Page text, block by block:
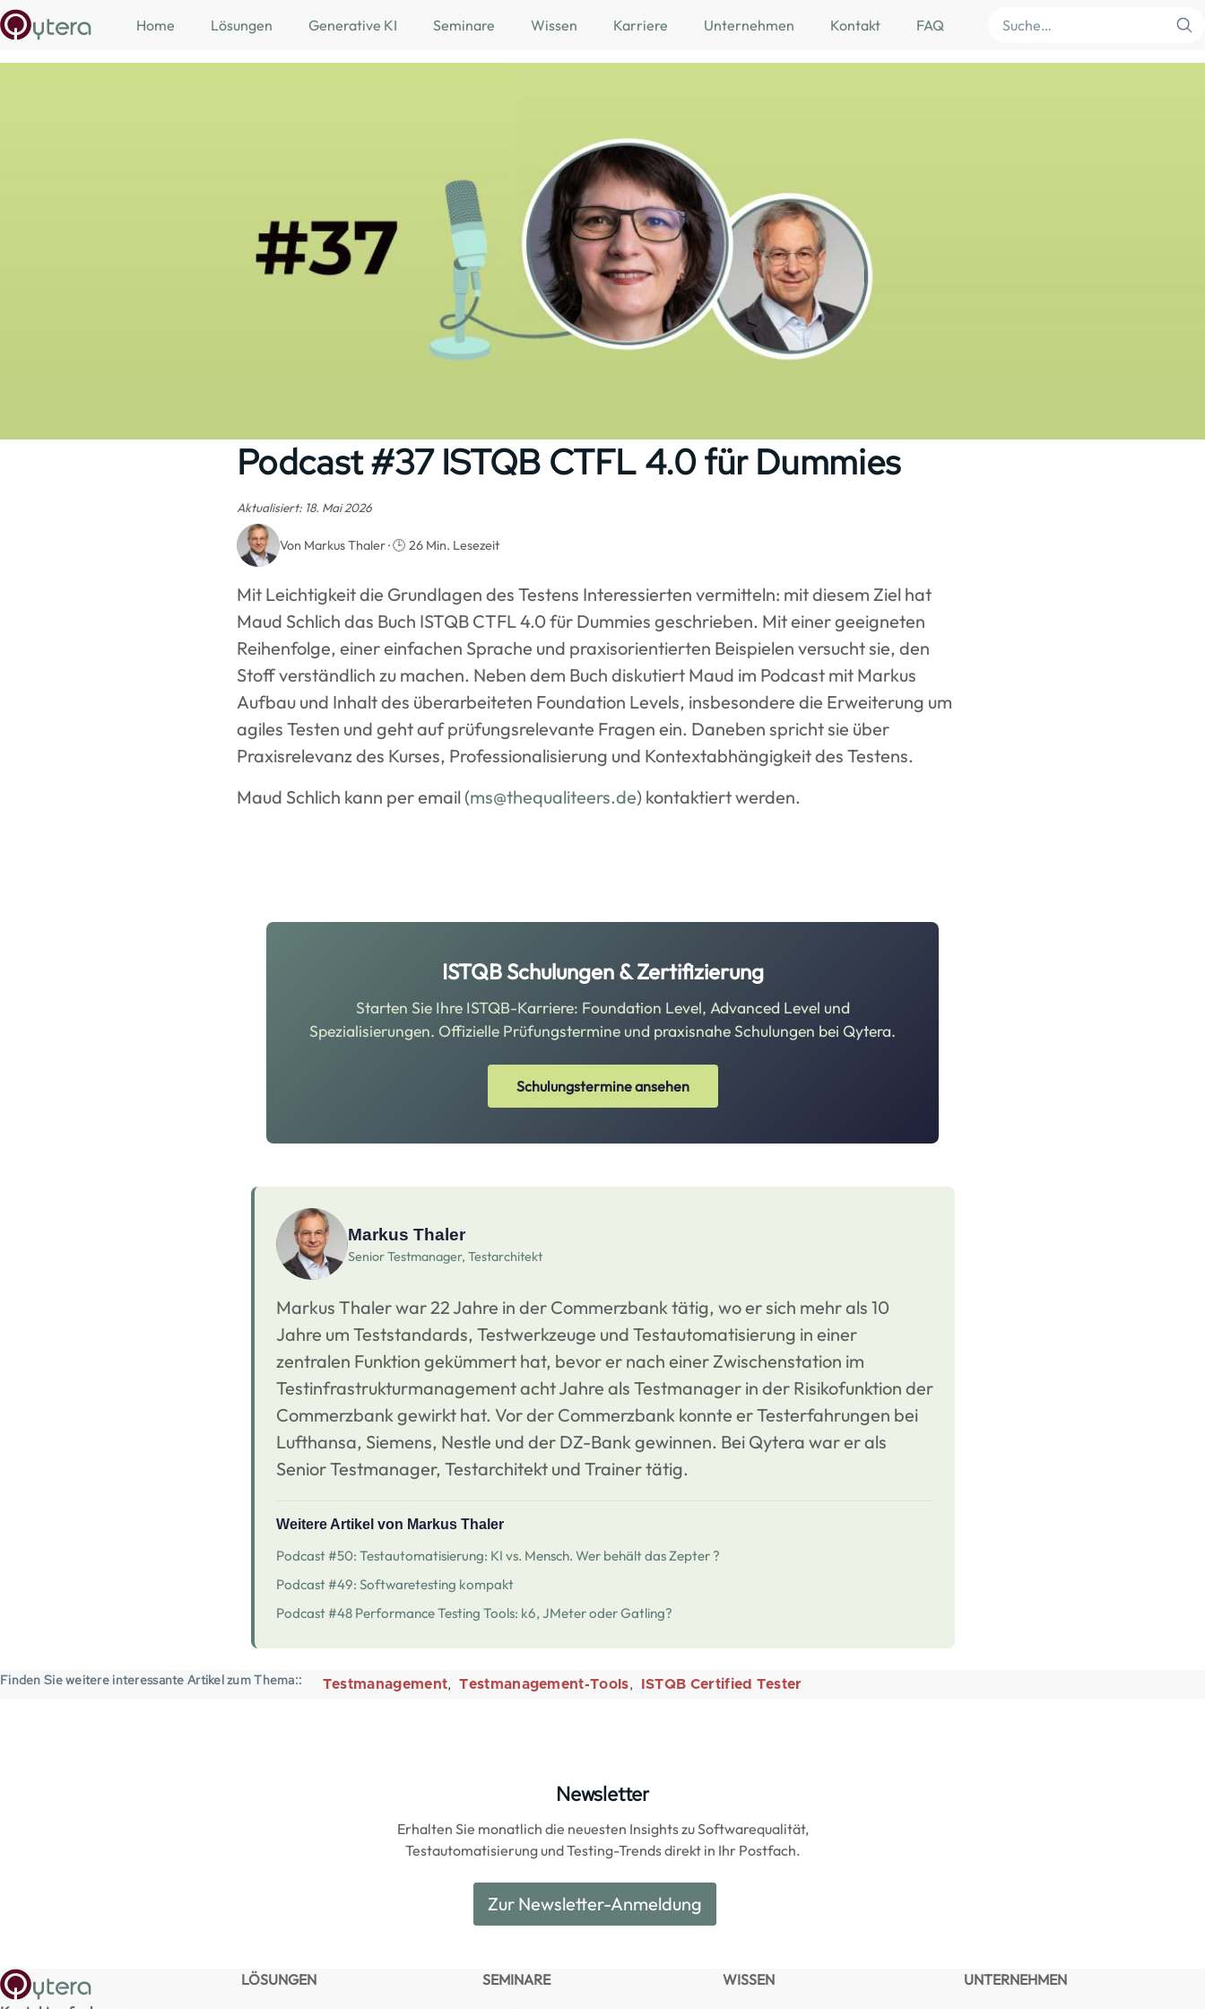
Skip to main content
Home
Lösungen Generative KI Seminare Wissen Karriere Unternehmen Kontakt FAQ
Podcast #37 ISTQB CTFL 4.0 für Dummies
Aktualisiert: 18. Mai 2026
Von Markus Thaler · 🕒 26 Min. Lesezeit
Mit Leichtigkeit die Grundlagen des Testens Interessierten vermitteln: mit diesem Ziel hat
Maud Schlich das Buch ISTQB CTFL 4.0 für Dummies geschrieben. Mit einer geeigneten
Reihenfolge, einer einfachen Sprache und praxisorientierten Beispielen versucht sie, den
Stoff verständlich zu machen. Neben dem Buch diskutiert Maud im Podcast mit Markus
Aufbau und Inhalt des überarbeiteten Foundation Levels, insbesondere die Erweiterung um
agiles Testen und geht auf prüfungsrelevante Fragen ein. Daneben spricht sie über
Praxisrelevanz des Kurses, Professionalisierung und Kontextabhängigkeit des Testens.
Maud Schlich kann per email (ms@thequaliteers.de) kontaktiert werden.
ISTQB Schulungen & Zertifizierung
Starten Sie Ihre ISTQB-Karriere: Foundation Level, Advanced Level und
Spezialisierungen. Offizielle Prüfungstermine und praxisnahe Schulungen bei Qytera.
Schulungstermine ansehen
Markus Thaler
Senior Testmanager, Testarchitekt
Markus Thaler war 22 Jahre in der Commerzbank tätig, wo er sich mehr als 10
Jahre um Teststandards, Testwerkzeuge und Testautomatisierung in einer
zentralen Funktion gekümmert hat, bevor er nach einer Zwischenstation im
Testinfrastrukturmanagement acht Jahre als Testmanager in der Risikofunktion der
Commerzbank gewirkt hat. Vor der Commerzbank konnte er Testerfahrungen bei
Lufthansa, Siemens, Nestle und der DZ-Bank gewinnen. Bei Qytera war er als
Senior Testmanager, Testarchitekt und Trainer tätig.
Weitere Artikel von Markus Thaler
Podcast #50: Testautomatisierung: KI vs. Mensch. Wer behält das Zepter ?
Podcast #49: Softwaretesting kompakt
Podcast #48 Performance Testing Tools: k6, JMeter oder Gatling?
Finden Sie weitere interessante Artikel zum Thema: Testmanagement Testmanagement-Tools ISTQB Certified Tester
Newsletter
Erhalten Sie monatlich die neuesten Insights zu Softwarequalität,
Testautomatisierung und Testing-Trends direkt in Ihr Postfach.
Zur Newsletter-Anmeldung
LÖSUNGEN
SEMINARE
WISSEN
UNTERNEHMEN